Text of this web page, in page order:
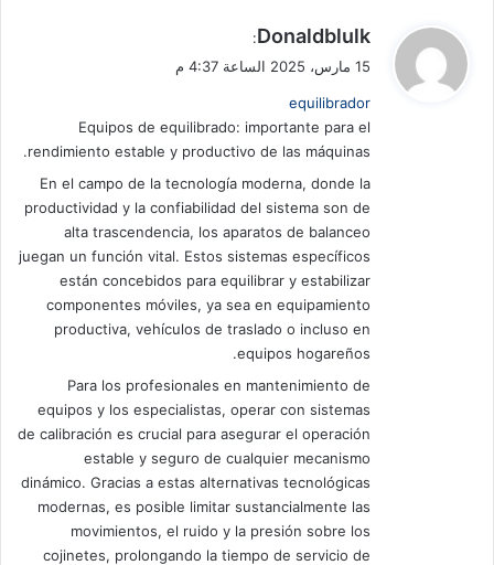
ي
ل
Donaldblulk
:
15 مارس، 2025 الساعة 4:37 م
equilibrador
Equipos de equilibrado: importante para el
rendimiento estable y productivo de las máquinas.
En el campo de la tecnología moderna, donde la
productividad y la confiabilidad del sistema son de
alta trascendencia, los aparatos de balanceo
juegan un función vital. Estos sistemas específicos
están concebidos para equilibrar y estabilizar
componentes móviles, ya sea en equipamiento
productiva, vehículos de traslado o incluso en
equipos hogareños.
Para los profesionales en mantenimiento de
equipos y los especialistas, operar con sistemas
de calibración es crucial para asegurar el operación
estable y seguro de cualquier mecanismo
dinámico. Gracias a estas alternativas tecnológicas
modernas, es posible limitar sustancialmente las
movimientos, el ruido y la presión sobre los
cojinetes, prolongando la tiempo de servicio de